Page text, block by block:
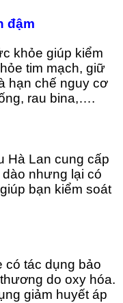
đậm
khỏe giúp kiểm
tim mạch, giữ
hạn chế nguy cơ
rau bina,….
Hà Lan cung cấp
nhưng lại có
bạn kiểm soát
có tác dụng bảo
do oxy hóa.
giảm huyết áp